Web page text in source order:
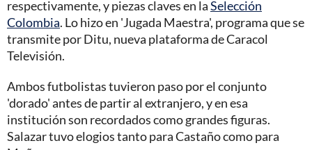
respectivamente, y piezas claves en laSelección
Colombia. Lo hizo en 'Jugada Maestra', programa que se
transmite por Ditu, nueva plataforma de Caracol
Televisión.
Ambos futbolistas tuvieron paso por el conjunto
'dorado' antes de partir al extranjero, y en esa
institución son recordados como grandes figuras.
Salazar tuvo elogios tanto para Castaño como para